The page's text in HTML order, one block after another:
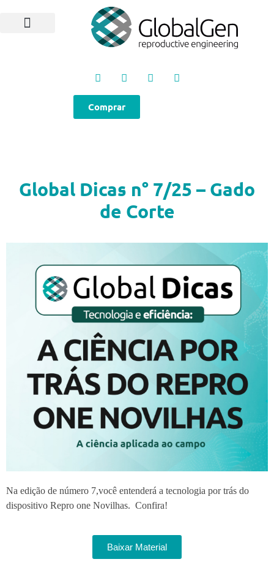
Comprar
Global Dicas n° 7/25 – Gado
de Corte
Na edição de número 7,você entenderá a tecnologia por trás do
dispositivo Repro one Novilhas. Confira!
Baixar Material